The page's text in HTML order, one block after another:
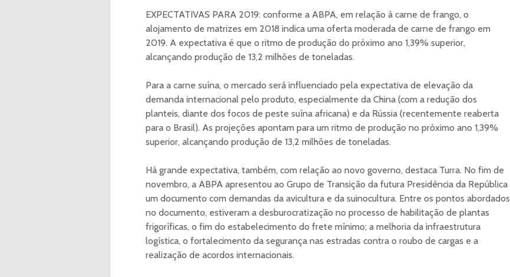
EXPECTATIVAS PARA 2019: conforme a ABPA, em relação à carne de frango, o
alojamento de matrizes em 2018 indica uma oferta moderada de carne de frango em
2019. A expectativa é que o ritmo de produção do próximo ano 1,39% superior,
alcançando produção de 13,2 milhões de toneladas.
Para a carne suína, o mercado será influenciado pela expectativa de elevação da
demanda internacional pelo produto, especialmente da China (com a redução dos
planteis, diante dos focos de peste suína africana) e da Rússia (recentemente reaberta
para o Brasil). As projeções apontam para um ritmo de produção no próximo ano 1,39%
superior, alcançando produção de 13,2 milhões de toneladas.
Há grande expectativa, também, com relação ao novo governo, destaca Turra. No fim de
novembro, a ABPA apresentou ao Grupo de Transição da futura Presidência da República
um documento com demandas da avicultura e da suinocultura. Entre os pontos abordados
no documento, estiveram a desburocratização no processo de habilitação de plantas
frigoríficas, o fim do estabelecimento do frete mínimo; a melhoria da infraestrutura
logística, o fortalecimento da segurança nas estradas contra o roubo de cargas e a
realização de acordos internacionais.